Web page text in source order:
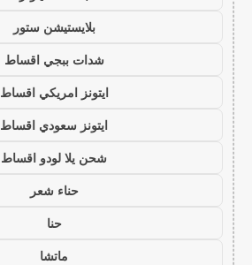
بلايستيشن ستور
شدات ببجي اقساط
ايتونز امريكي اقساط
ايتونز سعودي اقساط
شحن يلا لودو اقساط
حناء شعر
حنا
ماتشا